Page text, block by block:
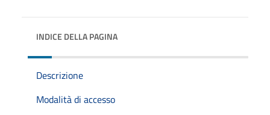
INDICE DELLA PAGINA
Descrizione
Modalità di accesso